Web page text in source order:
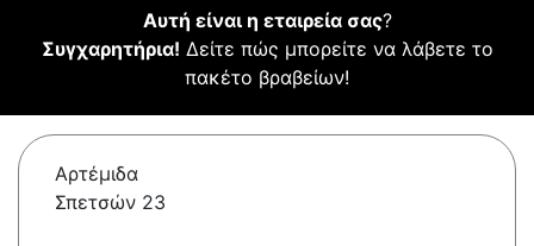
Αυτή είναι η εταιρεία σας?
Συγχαρητήρια! Δείτε πώς μπορείτε να λάβετε το
πακέτο βραβείων!
Αρτέμιδα
Σπετσών 23